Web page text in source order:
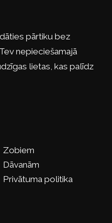
pārtiku bez
nepieciešamajā
lietas, kas palīdz
Zobiem
Dāvanām
Privātuma politika